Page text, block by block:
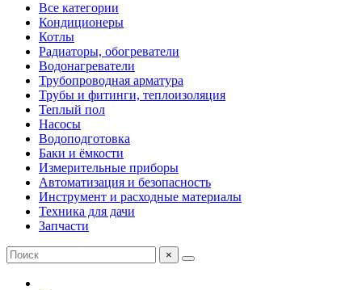
Все категории
Кондиционеры
Котлы
Радиаторы, обогреватели
Водонагреватели
Трубопроводная арматура
Трубы и фитинги, теплоизоляция
Теплый пол
Насосы
Водоподготовка
Баки и ёмкости
Измерительные приборы
Автоматизация и безопасность
Инструмент и расходные материалы
Техника для дачи
Запчасти
×